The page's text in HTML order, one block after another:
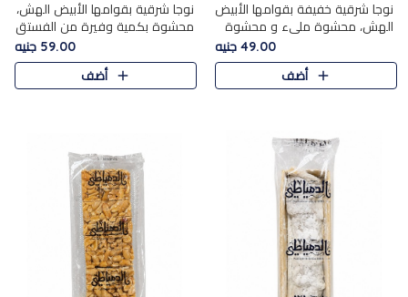
نوجا شرقية خفيفة بقوامها الأبيض
الهش، محشوة مليء و محشوة
بـكمية وفيرة من الفستق الفاخر
لتمنحك نكهة مكسرات غنية
وقرمشة مميزة في كل قطعة و
49.00 جنيه
أضف
نوجا شرقية بقوامها الأبيض الهش،
محشوة بكمية وفيرة من الفستق
الفاخر لتمنحك نكهة غنية وقرمشة
مميزة في كل قطعة، لتجربة تجمع
بين الفخامة والمذاق..
59.00 جنيه
أضف